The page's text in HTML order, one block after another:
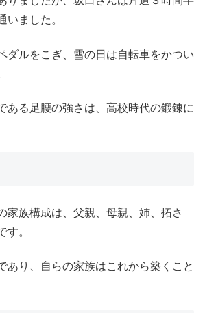
いました。
ダルをこぎ、雪の日は自転車をかつい
ある足腰の強さは、高校時代の鍛錬に
家族構成は、父親、母親、姉、拓さ
す。
あり、自らの家族はこれから築くこと